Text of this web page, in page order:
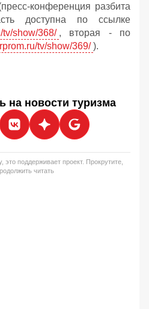
конференция разбита
доступна по ссылке
tv/show/368/ , вторая - по
tv/show/369/ ).
на новости туризма
поддерживает проект. Прокрутите,
читать